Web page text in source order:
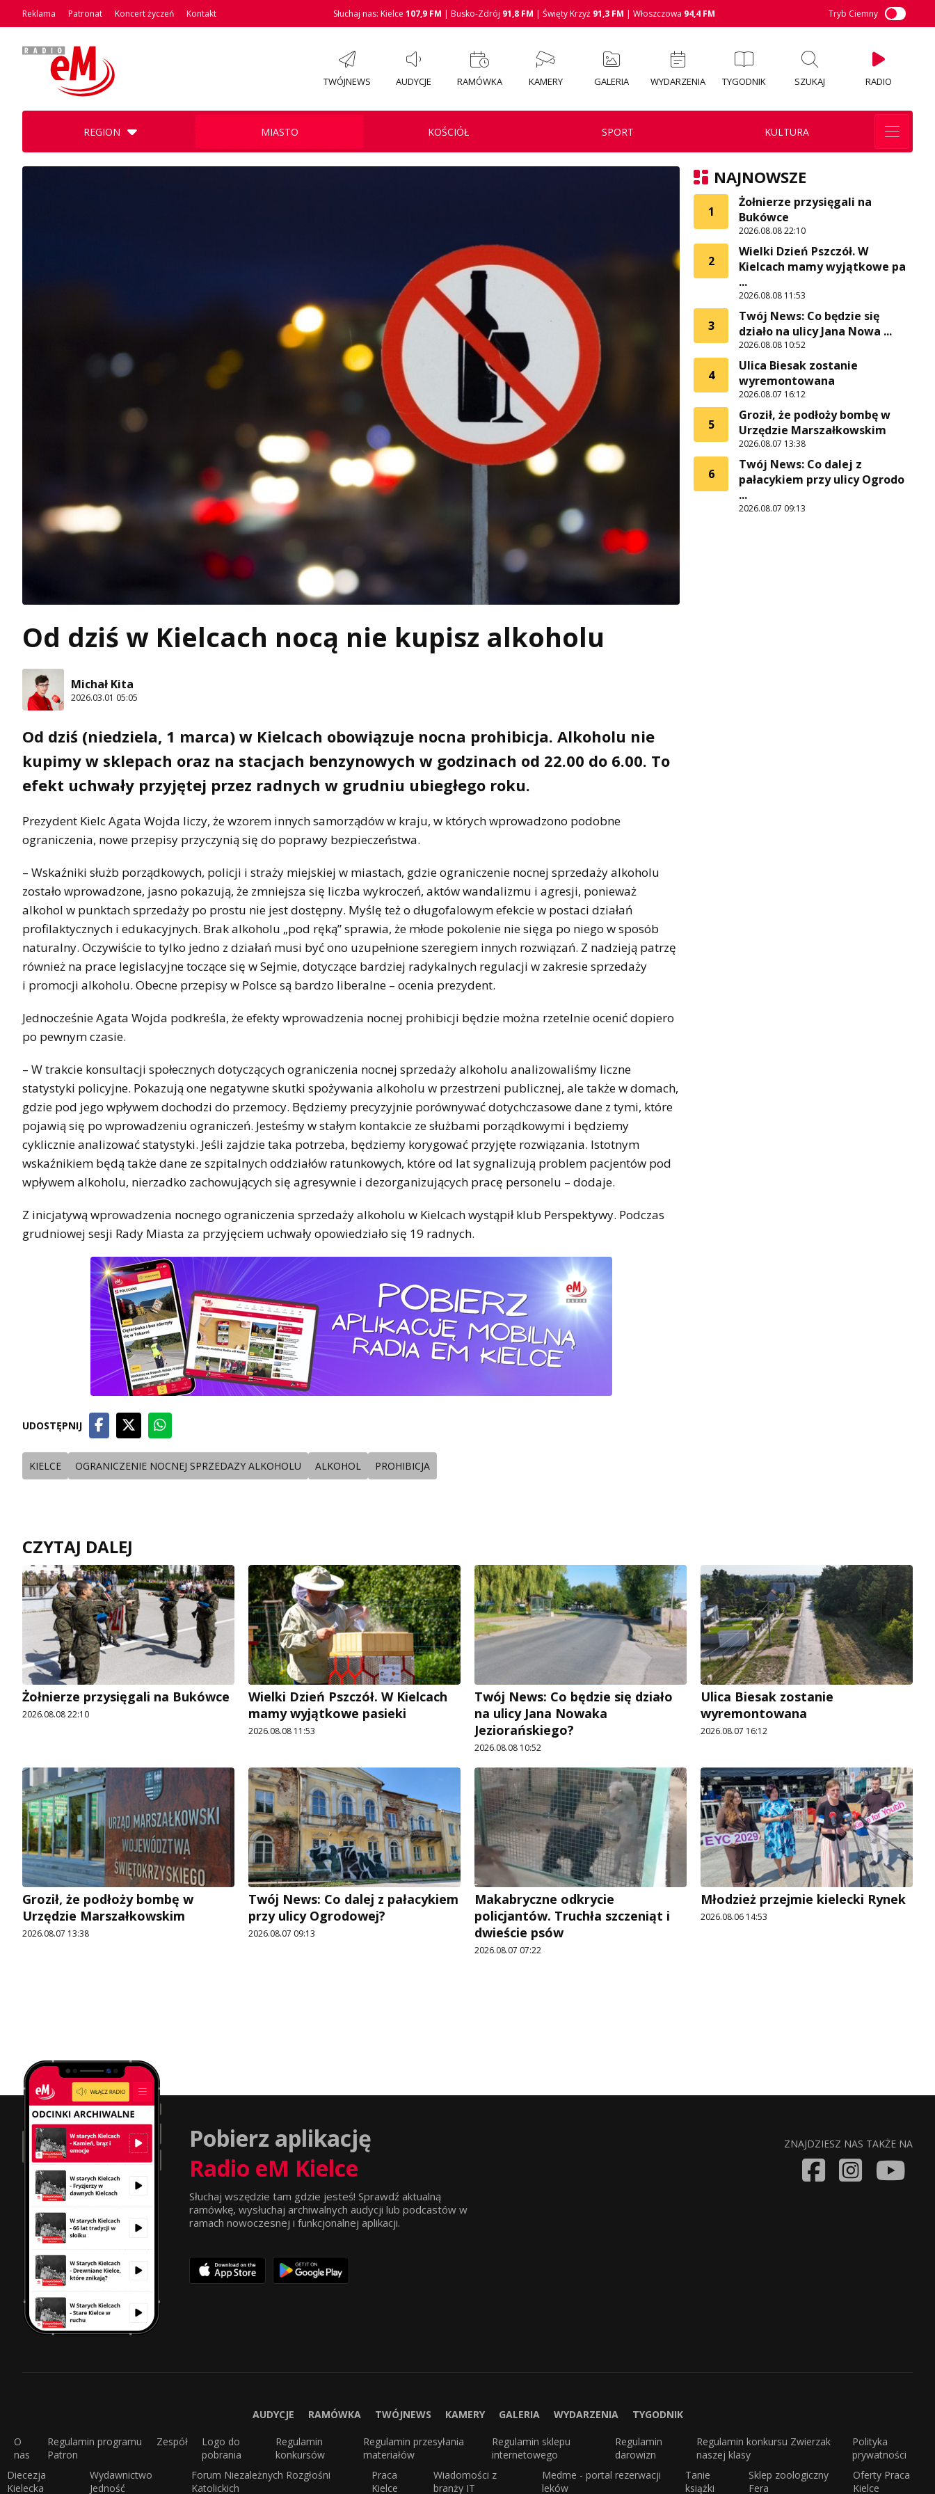
Reklama Patronat Koncert życzeń Kontakt Słuchaj nas: Kielce 107,9 FM | Busko-Zdrój 91,8 FM | Święty Krzyż 91,3 FM | Włoszczowa 94,4 FM Tryb Ciemny
TWÓJNEWS AUDYCJE RAMÓWKA KAMERY GALERIA WYDARZENIA TYGODNIK SZUKAJ RADIO
REGION MIASTO KOŚCIÓŁ SPORT KULTURA
Od dziś w Kielcach nocą nie kupisz alkoholu
Michał Kita
2026.03.01 05:05
Od dziś (niedziela, 1 marca) w Kielcach obowiązuje nocna prohibicja. Alkoholu nie
kupimy w sklepach oraz na stacjach benzynowych w godzinach od 22.00 do 6.00. To
efekt uchwały przyjętej przez radnych w grudniu ubiegłego roku.
Prezydent Kielc Agata Wojda liczy, że wzorem innych samorządów w kraju, w których wprowadzono podobne
ograniczenia, nowe przepisy przyczynią się do poprawy bezpieczeństwa.
– Wskaźniki służb porządkowych, policji i straży miejskiej w miastach, gdzie ograniczenie nocnej sprzedaży alkoholu
zostało wprowadzone, jasno pokazują, że zmniejsza się liczba wykroczeń, aktów wandalizmu i agresji, ponieważ
alkohol w punktach sprzedaży po prostu nie jest dostępny. Myślę też o długofalowym efekcie w postaci działań
profilaktycznych i edukacyjnych. Brak alkoholu „pod ręką” sprawia, że młode pokolenie nie sięga po niego w sposób
naturalny. Oczywiście to tylko jedno z działań musi być ono uzupełnione szeregiem innych rozwiązań. Z nadzieją patrzę
również na prace legislacyjne toczące się w Sejmie, dotyczące bardziej radykalnych regulacji w zakresie sprzedaży
i promocji alkoholu. Obecne przepisy w Polsce są bardzo liberalne – ocenia prezydent.
Jednocześnie Agata Wojda podkreśla, że efekty wprowadzenia nocnej prohibicji będzie można rzetelnie ocenić dopiero
po pewnym czasie.
– W trakcie konsultacji społecznych dotyczących ograniczenia nocnej sprzedaży alkoholu analizowaliśmy liczne
statystyki policyjne. Pokazują one negatywne skutki spożywania alkoholu w przestrzeni publicznej, ale także w domach,
gdzie pod jego wpływem dochodzi do przemocy. Będziemy precyzyjnie porównywać dotychczasowe dane z tymi, które
pojawią się po wprowadzeniu ograniczeń. Jesteśmy w stałym kontakcie ze służbami porządkowymi i będziemy
cyklicznie analizować statystyki. Jeśli zajdzie taka potrzeba, będziemy korygować przyjęte rozwiązania. Istotnym
wskaźnikiem będą także dane ze szpitalnych oddziałów ratunkowych, które od lat sygnalizują problem pacjentów pod
wpływem alkoholu, nierzadko zachowujących się agresywnie i dezorganizujących pracę personelu – dodaje.
Z inicjatywą wprowadzenia nocnego ograniczenia sprzedaży alkoholu w Kielcach wystąpił klub Perspektywy. Podczas
grudniowej sesji Rady Miasta za przyjęciem uchwały opowiedziało się 19 radnych.
UDOSTĘPNIJ
KIELCE OGRANICZENIE NOCNEJ SPRZEDAZY ALKOHOLU ALKOHOL PROHIBICJA
NAJNOWSZE
1
Żołnierze przysięgali na
Bukówce
2026.08.08 22:10
2
Wielki Dzień Pszczół. W
Kielcach mamy wyjątkowe pa
...
2026.08.08 11:53
3
Twój News: Co będzie się
działo na ulicy Jana Nowa ...
2026.08.08 10:52
4
Ulica Biesak zostanie
wyremontowana
2026.08.07 16:12
5
Groził, że podłoży bombę w
Urzędzie Marszałkowskim
2026.08.07 13:38
6
Twój News: Co dalej z
pałacykiem przy ulicy Ogrodo
...
2026.08.07 09:13
CZYTAJ DALEJ
Żołnierze przysięgali na Bukówce
2026.08.08 22:10
Wielki Dzień Pszczół. W Kielcach
mamy wyjątkowe pasieki
2026.08.08 11:53
Twój News: Co będzie się działo
na ulicy Jana Nowaka
Jeziorańskiego?
2026.08.08 10:52
Ulica Biesak zostanie
wyremontowana
2026.08.07 16:12
Groził, że podłoży bombę w
Urzędzie Marszałkowskim
2026.08.07 13:38
Twój News: Co dalej z pałacykiem
przy ulicy Ogrodowej?
2026.08.07 09:13
Makabryczne odkrycie
policjantów. Truchła szczeniąt i
dwieście psów
2026.08.07 07:22
Młodzież przejmie kielecki Rynek
2026.08.06 14:53
Pobierz aplikację
Radio eM Kielce
Słuchaj wszędzie tam gdzie jesteś! Sprawdź aktualną
ramówkę, wysłuchaj archiwalnych audycji lub podcastów w
ramach nowoczesnej i funkcjonalnej aplikacji.
ZNAJDZIESZ NAS TAKŻE NA
AUDYCJE RAMÓWKA TWÓJNEWS KAMERY GALERIA WYDARZENIA TYGODNIK
O
nas
Regulamin programu
Patron
Zespół
Logo do
pobrania
Regulamin
konkursów
Regulamin przesyłania
materiałów
Regulamin sklepu
internetowego
Regulamin
darowizn
Regulamin konkursu Zwierzak
naszej klasy
Polityka
prywatności
Diecezja
Kielecka
Wydawnictwo
Jedność
Forum Niezależnych Rozgłośni
Katolickich
Praca
Kielce
Wiadomości z
branży IT
Medme - portal rezerwacji
leków
Tanie
książki
Sklep zoologiczny
Fera
Oferty Praca
Kielce